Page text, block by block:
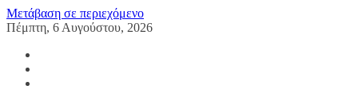
Μετάβαση σε περιεχόμενο
Πέμπτη, 6 Αυγούστου, 2026